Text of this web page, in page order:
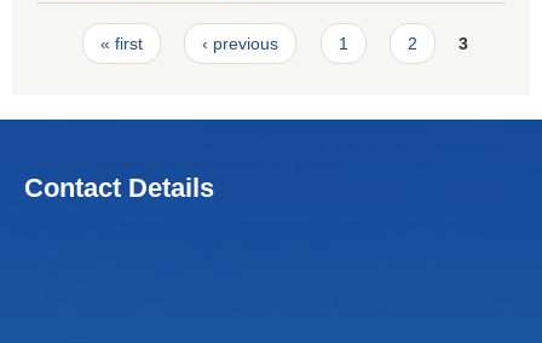
Pages
« first ‹ previous 1 2 3
Contact Details